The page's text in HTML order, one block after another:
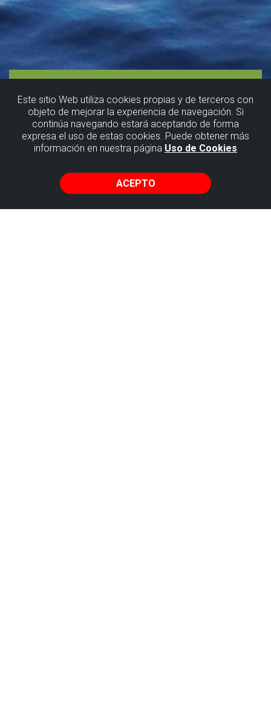
Este sitio Web utiliza cookies propias y de terceros con
objeto de mejorar la experiencia de navegación. Si
continúa navegando estará aceptando de forma
expresa el uso de estas cookies. Puede obtener más
información en nuestra página Uso de Cookies
ACEPTO